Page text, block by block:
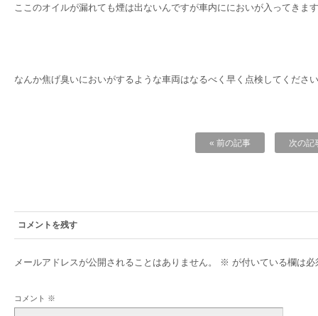
ここのオイルが漏れても煙は出ないんですが車内ににおいが入ってきま
なんか焦げ臭いにおいがするような車両はなるべく早く点検してくださ
« 前の記事 次の記
コメントを残す
メールアドレスが公開されることはありません。 ※ が付いている欄は必
コメント ※